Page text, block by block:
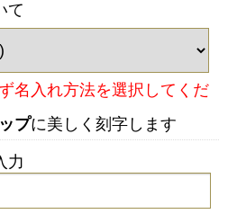
て
名入れ方法を選択してくだ
プに美しく刻字します
力